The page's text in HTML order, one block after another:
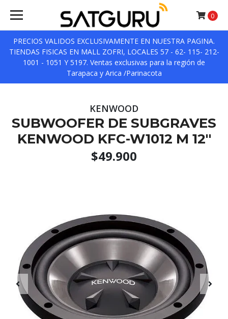
PRECIOS VALIDOS EXCLUSIVAMENTE EN NUESTRA PAGINA.
TIENDAS FISICAS EN MALL ZOFRI, LOCALES 57 - 62- 115- 212-
1001 - 1051 Y 5197. Ventas exclusivas para la región de
Tarapaca y Arica /Parinacota
0
KENWOOD
SUBWOOFER DE SUBGRAVES
KENWOOD KFC-W1012 M 12''
$49.900